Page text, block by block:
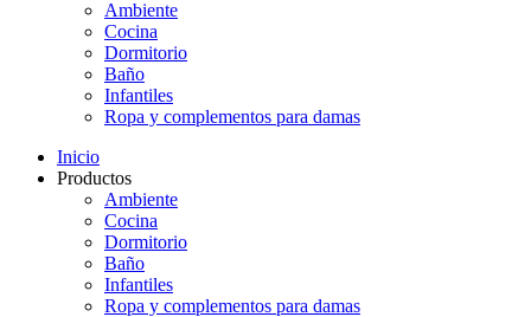
Ambiente
Cocina
Dormitorio
Baño
Infantiles
Ropa y complementos para damas
Inicio
Productos
Ambiente
Cocina
Dormitorio
Baño
Infantiles
Ropa y complementos para damas